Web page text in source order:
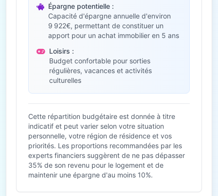
Épargne potentielle :
Capacité d'épargne annuelle d'environ
9 922€, permettant de constituer un
apport pour un achat immobilier en 5 ans
Loisirs :
Budget confortable pour sorties
régulières, vacances et activités
culturelles
Cette répartition budgétaire est donnée à titre
indicatif et peut varier selon votre situation
personnelle, votre région de résidence et vos
priorités. Les proportions recommandées par les
experts financiers suggèrent de ne pas dépasser
35% de son revenu pour le logement et de
maintenir une épargne d'au moins 10%.